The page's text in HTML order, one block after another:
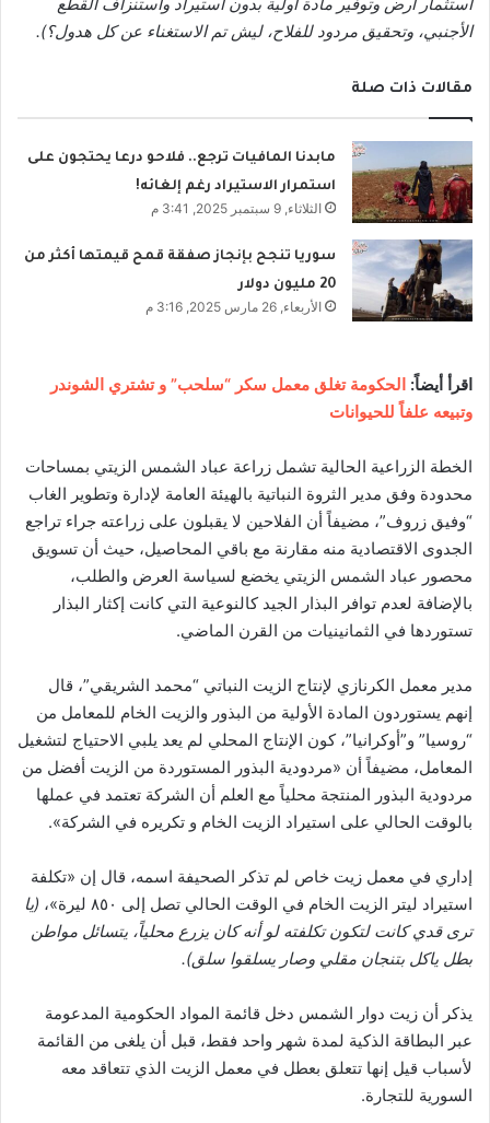
الأجنبي، وتحقيق مردود للفلاح، ليش تم الاستغناء عن كل هدول؟).
مقالات ذات صلة
مابدنا المافيات ترجع.. فلاحو درعا يحتجون على
استمرار الاستيراد رغم إلغائه!
الثلاثاء, 9 سبتمبر 2025, 3:41 م
سوريا تنجح بإنجاز صفقة قمح قيمتها أكثر من
20 مليون دولار
الأربعاء, 26 مارس 2025, 3:16 م
اقرأ أيضاً: الحكومة تغلق معمل سكر “سلحب” و تشتري الشوندر
وتبيعه علفاً للحيوانات
الخطة الزراعية الحالية تشمل زراعة عباد الشمس الزيتي بمساحات
محدودة وفق مدير الثروة النباتية بالهيئة العامة لإدارة وتطوير الغاب
“وفيق زروف”، مضيفاً أن الفلاحين لا يقبلون على زراعته جراء تراجع
الجدوى الاقتصادية منه مقارنة مع باقي المحاصيل، حيث أن تسويق
محصور عباد الشمس الزيتي يخضع لسياسة العرض والطلب،
بالإضافة لعدم توافر البذار الجيد كالنوعية التي كانت إكثار البذار
تستوردها في الثمانينيات من القرن الماضي.
مدير معمل الكرنازي لإنتاج الزيت النباتي “محمد الشريقي”، قال
إنهم يستوردون المادة الأولية من البذور والزيت الخام للمعامل من
“روسيا” و”أوكرانيا”، كون الإنتاج المحلي لم يعد يلبي الاحتياج لتشغيل
المعامل، مضيفاً أن «مردودية البذور المستوردة من الزيت أفضل من
مردودية البذور المنتجة محلياً مع العلم أن الشركة تعتمد في عملها
بالوقت الحالي على استيراد الزيت الخام و تكريره في الشركة».
إداري في معمل زيت خاص لم تذكر الصحيفة اسمه، قال إن «تكلفة
استيراد ليتر الزيت الخام في الوقت الحالي تصل إلى ٨٥٠ ليرة»،
(يا
ترى قدي كانت لتكون تكلفته لو أنه كان يزرع محلياً، يتسائل مواطن
بطل ياكل بتنجان مقلي وصار يسلقوا سلق).
يذكر أن زيت دوار الشمس دخل قائمة المواد الحكومية المدعومة
عبر البطاقة الذكية لمدة شهر واحد فقط، قبل أن يلغى من القائمة
لأسباب قيل إنها تتعلق بعطل في معمل الزيت الذي تتعاقد معه
السورية للتجارة.